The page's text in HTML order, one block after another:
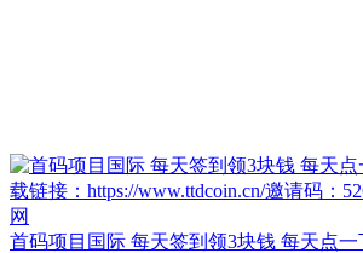
首码项目国际 每天签到领3块钱 每天点